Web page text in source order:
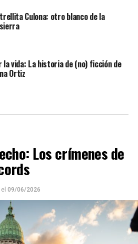
Culona: otro blanco de la
la vida: La historia de (no) ficción de
Ortiz
Los crímenes de
el 09/06/2026